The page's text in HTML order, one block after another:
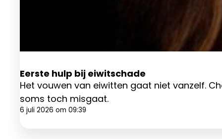
Eerste hulp bij eiwitschade
Het vouwen van eiwitten gaat niet vanzelf.
soms toch misgaat.
6 juli 2026 om 09:39